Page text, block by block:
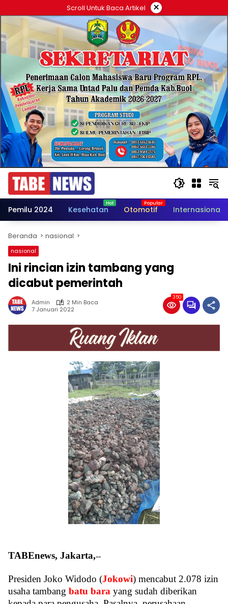
ke
konten
Scroll Untuk Baca Artikel ×
Pemilu 2024 Kesehatan Otomotif Internasional
Beranda nasional
nasional
Ini rincian izin tambang yang
dicabut pemerintah
Admin
2 Min Baca
7 Januari 2022
350
TABEnews, Jakarta,‐‐
Presiden Joko Widodo (Jokowi) mencabut 2.078 izin
usaha tambang batu bara yang sudah diberikan